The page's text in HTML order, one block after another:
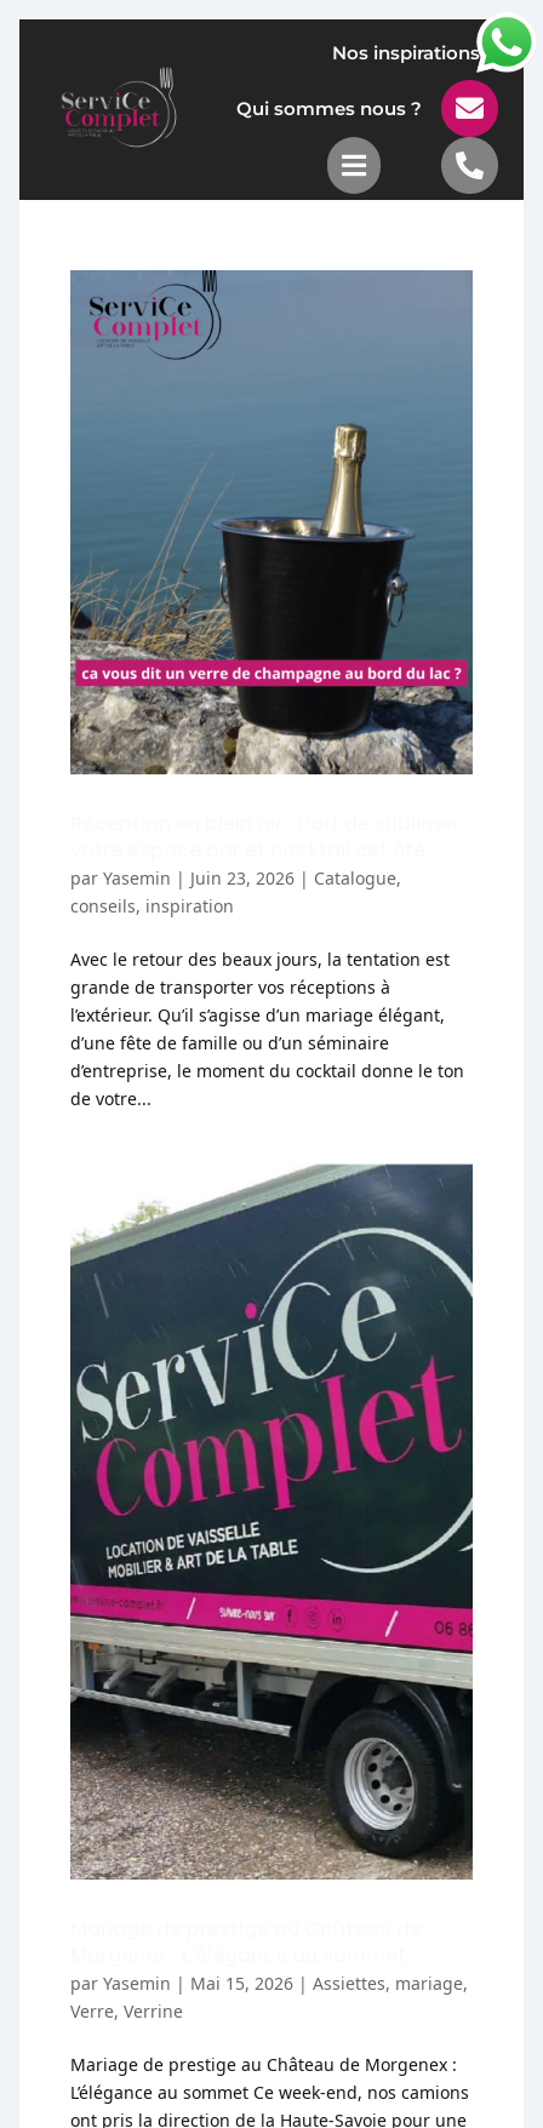
Nos inspirations
Qui sommes nous ? 
 
par Yasemin | Juin 23, 2026| Catalogue,
conseils, inspiration
Avec le retour des beaux jours, la tentation est
grande de transporter vos réceptions à
l’extérieur. Qu’il s’agisse d’un mariage élégant,
d’une fête de famille ou d’un séminaire
d’entreprise, le moment du cocktail donne le ton
de votre...
par Yasemin | Mai 15, 2026| Assiettes, mariage,
Verre, Verrine
Mariage de prestige au Château de Morgenex :
L’élégance au sommet Ce week-end, nos camions
ont pris la direction de la Haute-Savoie pour une